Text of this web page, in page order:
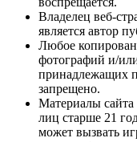
Владелец веб-
является автор
Любое
фотографий и/
принадлежащих
запрещено.
Материалы сайта
лиц старше 21
может вызвать